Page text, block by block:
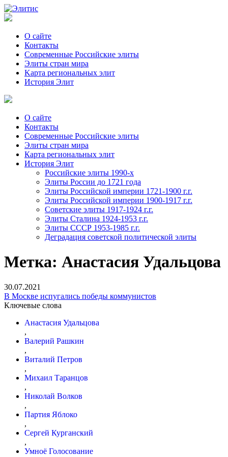
О сайте
Контакты
Современные Российские элиты
Элиты стран мира
Kартa региональных элит
История Элит
О сайте
Контакты
Современные Российские элиты
Элиты стран мира
Картa региональных элит
История Элит
Российские элиты 1990-х
Элиты России до 1721 года
Элиты Российской империи 1721-1900 г.г.
Элиты Российской империи 1900-1917 г.г.
Советские элиты 1917-1924 г.г.
Элиты Сталина 1924-1953 г.г.
Элиты СССР 1953-1985 г.г.
Деградация советской политической элиты
Метка: Анастасия Удальцова
30.07.2021
В Москве испугались победы коммунистов
Ключевые слова
Анастасия Удальцова
,
Валерий Рашкин
,
Виталий Петров
,
Михаил Таранцов
,
Николай Волков
,
Партия Яблоко
,
Сергей Курганский
,
Умноё Голосование